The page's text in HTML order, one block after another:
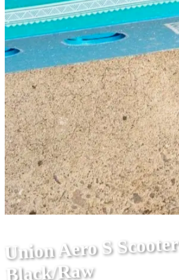
Union Aero S Scooter
Black/Raw